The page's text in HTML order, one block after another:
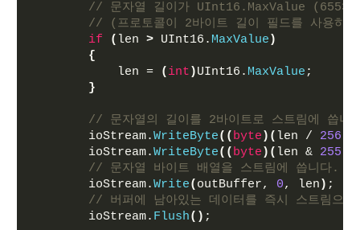
// 문자열 길이가 UInt16.MaxValue (65535)
// (프로토콜이 2바이트 길이 필드를 사용하
if
( len > UInt16. MaxValue )
{
            len =
( int )UInt16. MaxValue ;
}
// 문자열의 길이를 2바이트로 스트림에 씁
        ioStream.
WriteByte(( byte )( len / 256
        ioStream.
WriteByte(( byte )( len & 255
// 문자열 바이트 배열을 스트림에 씁니다.
        ioStream.
Write( outBuffer, 0, len ) ;
// 버퍼에 남아있는 데이터를 즉시 스트림으
        ioStream.
Flush() ;